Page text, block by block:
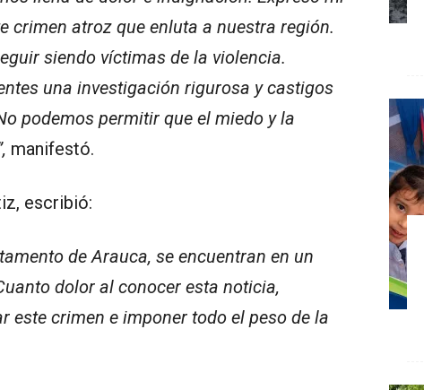
crimen atroz que enluta a nuestra región.
siendo víctimas de la violencia.
una investigación rigurosa y castigos
podemos permitir que el miedo y la
manifestó.
escribió:
de Arauca, se encuentran en un
dolor al conocer esta noticia,
este crimen e imponer todo el peso de la